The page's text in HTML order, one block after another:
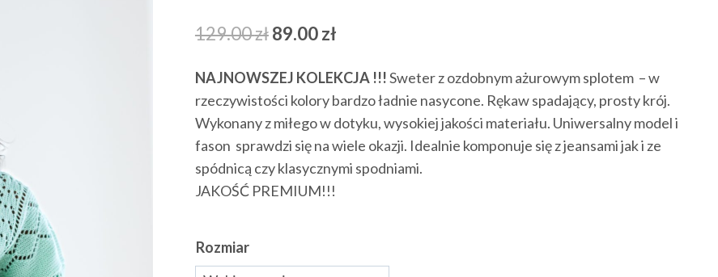
129.00złPierwotna
wynosiła:
129.00 zł.
89.00złAktualna
wynosi:
89.00 zł.
NAJNOWSZEJ KOLEKCJA !!!Sweter z ozdobnym ażurowym splotem – w
rzeczywistości kolory bardzo ładnie nasycone. Rękaw spadający, prosty krój.
Wykonany z miłego w dotyku, wysokiej jakości materiału. Uniwersalny model i
fason sprawdzi się na wiele okazji. Idealnie komponuje się z jeansami jak i ze
spódnicą czy klasycznymi spodniami.
JAKOŚĆ PREMIUM!!!
Rozmiar